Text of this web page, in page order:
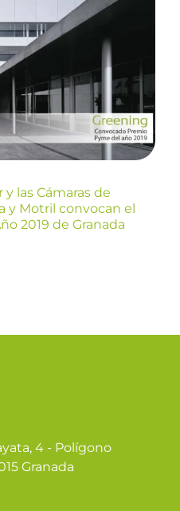
de
convocan el
Año 2019
las Cámaras de
y Motril convocan el
2019 de Granada
4 - Polígono
Granada